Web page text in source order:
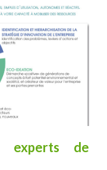
experts de